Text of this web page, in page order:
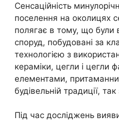
Сенсаційність
поселення на околицях
полягає в тому, що були
споруд, побудовані за
технологією з
кераміки, цегли і цегли
елементами,
будівельній традиції,
Під час досліджень